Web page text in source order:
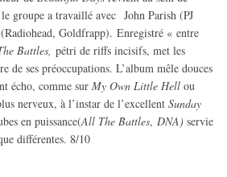
groupe a travaillé avec John Parish (PJ
Goldfrapp). Enregistré « entre
Battles, pétri de riffs incisifs, met les
de ses préoccupations. L’album mêle douces
écho, comme sur My Own Little Hell ou
nerveux, à l’instar de l’excellent Sunday
en puissance(All The Battles, DNA) servie
différentes. 8/10